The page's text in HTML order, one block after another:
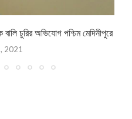
চুরির অভিযোগ পশ্চিম মেদিনীপুরে
2021